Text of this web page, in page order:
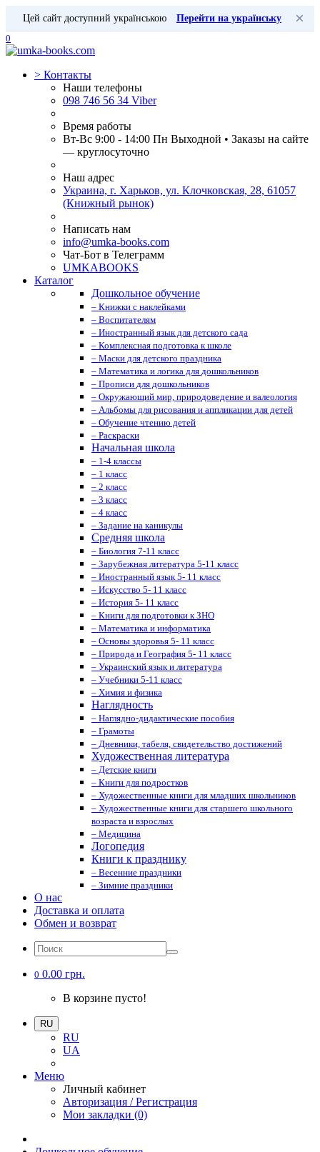
Цей сайт доступний українською Перейти на українську ×
0
> Контакты
Наши телефоны
098 746 56 34 Viber
Время работы
Вт-Вс 9:00 - 14:00 Пн Выходной • Заказы на сайте
— круглосуточно
Наш адрес
Украина, г. Харьков, ул. Клочковская, 28, 61057
(Книжный рынок)
Написать нам
info@umka-books.com
Чат-Бот в Телеграмм
UMKABOOKS
Каталог
Дошкольное обучение
– Книжки с наклейками
– Воспитателям
– Иностранный язык для детского сада
– Комплексная подготовка к школе
– Маски для детского праздника
– Математика и логика для дошкольников
– Прописи для дошкольников
– Окружающий мир, природоведение и валеология
– Альбомы для рисования и аппликации для детей
– Обучение чтению детей
– Раскраски
Начальная школа
– 1-4 классы
– 1 класс
– 2 класс
– 3 класс
– 4 класс
– Задание на каникулы
Средняя школа
– Биология 7-11 класс
– Зарубежная литература 5-11 класс
– Иностранный язык 5- 11 класс
– Искусство 5- 11 класс
– История 5- 11 класс
– Книги для подготовки к ЗНО
– Математика и информатика
– Основы здоровья 5- 11 класс
– Природа и География 5- 11 класс
– Украинский язык и литература
– Учебники 5-11 класс
– Химия и физика
Наглядность
– Наглядно-дидактические пособия
– Грамоты
– Дневники, табеля, свидетельство достижений
Художественная литература
– Детские книги
– Книги для подростков
– Художественные книги для младших школьников
– Художественные книги для старшего школьного
возраста и взрослых
– Медицина
Логопедия
Книги к празднику
– Весенние праздники
– Зимние праздники
О нас
Доставка и оплата
Обмен и возврат
0 0.00 грн.
В корзине пусто!
RU
RU
UA
Меню
Личный кабинет
Авторизация / Регистрация
Мои закладки (0)